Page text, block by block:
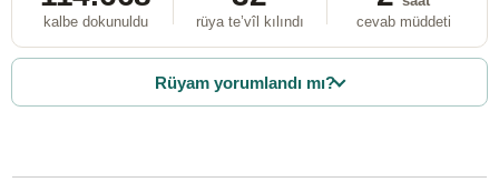
kalbe dokunuldu rüya te’vîl kılındı
cevab müddeti
Rüyam yorumlandı mı?